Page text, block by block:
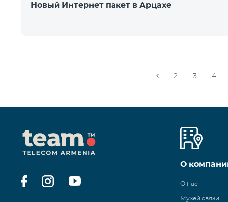
Новый Интернет пакет в Арцахе
2 3 4
О
О нас
Музей связи